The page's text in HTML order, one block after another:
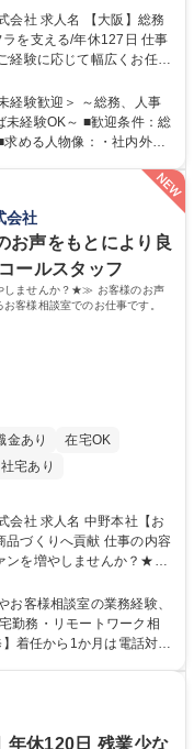
社宅あり 食事補助あり
】総務
支える/年休127日 仕事
経験に応じて幅広くお任せ
には事務所勤務ですが、
の日帰り・宿泊を伴う国内
いに助け合いながら、総
フラを支える/年休127日
経験歓迎＞ ～総務、人事
未経験OK～ ■歓迎条件：総
務領域に興味がありゼネラ
会社
お声をもとにより良
ールスタッフ
しませんか？★≫ お客様のお声
客様相談室でのお仕事です。
金あり
在宅OK
宅あり
社【お
へ貢献 仕事の内容
ンを増やしませんか？★≫
く上で、窓口となるお客
の声に迅速かつ誠意をも
に反映しています。 【具
りへ貢献
客様相談室の業務経験、
勤務・リモートワーク相
グループの広報機能を担
き上げたホスピタリティ
関連業務を行っておりま
年休120日 残業少な